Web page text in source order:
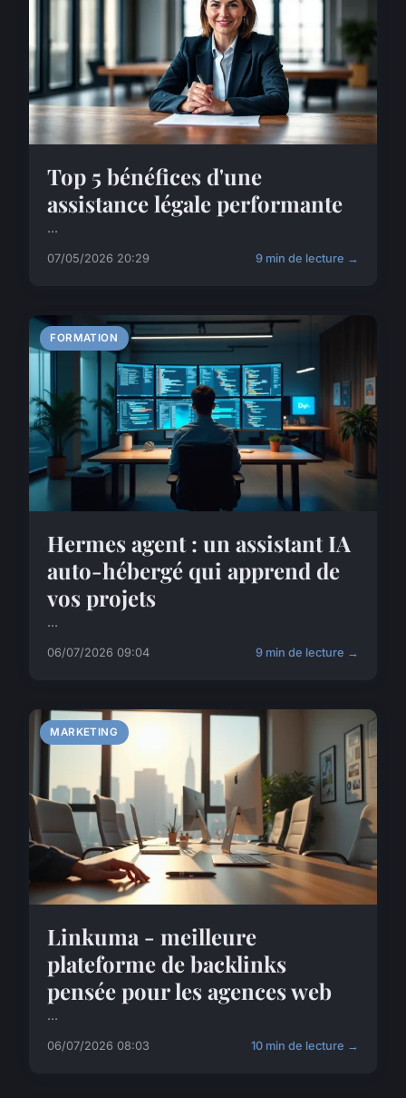
Top 5 bénéfices d'une
assistance légale performante
...
07/05/2026 20:29 9 min de lecture →
FORMATION
Hermes agent : un assistant IA
auto-hébergé qui apprend de
vos projets
...
06/07/2026 09:04 9 min de lecture →
MARKETING
Linkuma - meilleure
plateforme de backlinks
pensée pour les agences web
...
06/07/2026 08:03 10 min de lecture →